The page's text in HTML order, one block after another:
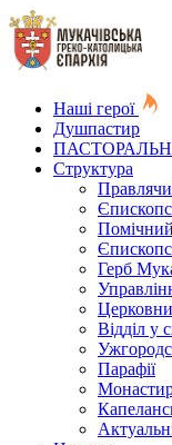
Наші герої
Душпастир
Структура
Герб
Відділ у
Парафії